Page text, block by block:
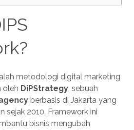
metodologi digital marketing
oleh DiPStrategy, sebuah
berbasis di Jakarta yang
sejak 2010. Framework ini
bisnis mengubah